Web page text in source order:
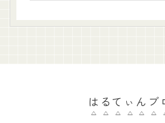
はるてぃんブ